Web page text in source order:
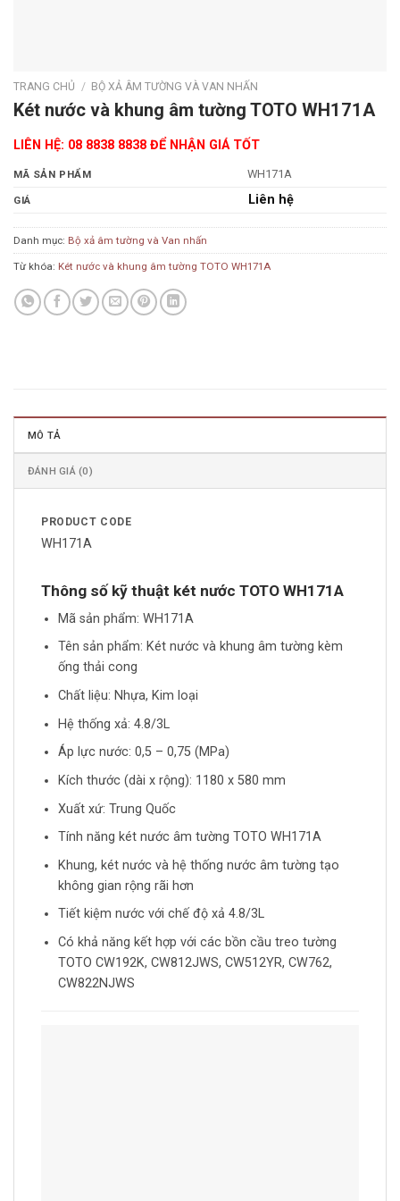
TRANG CHỦ / BỘ XẢ ÂM TƯỜNG VÀ VAN NHẤN
Két nước và khung âm tường TOTO WH171A
LIÊN HỆ: 08 8838 8838 ĐỂ NHẬN GIÁ TỐT
MÃ SẢN PHẨM WH171A
GIÁ Liên hệ
Danh mục: Bộ xả âm tường và Van nhấn
Từ khóa: Két nước và khung âm tường TOTO WH171A
MÔ TẢ
ĐÁNH GIÁ (0)
PRODUCT CODE
WH171A
Thông số kỹ thuật két nước TOTO WH171A
Mã sản phẩm: WH171A
Tên sản phẩm: Két nước và khung âm tường kèm
ống thải cong
Chất liệu: Nhựa, Kim loại
Hệ thống xả: 4.8/3L
Áp lực nước: 0,5 – 0,75 (MPa)
Kích thước (dài x rộng): 1180 x 580 mm
Xuất xứ: Trung Quốc
Tính năng két nước âm tường TOTO WH171A
Khung, két nước và hệ thống nước âm tường tạo
không gian rộng rãi hơn
Tiết kiệm nước với chế độ xả 4.8/3L
Có khả năng kết hợp với các bồn cầu treo tường
TOTO CW192K, CW812JWS, CW512YR, CW762,
CW822NJWS